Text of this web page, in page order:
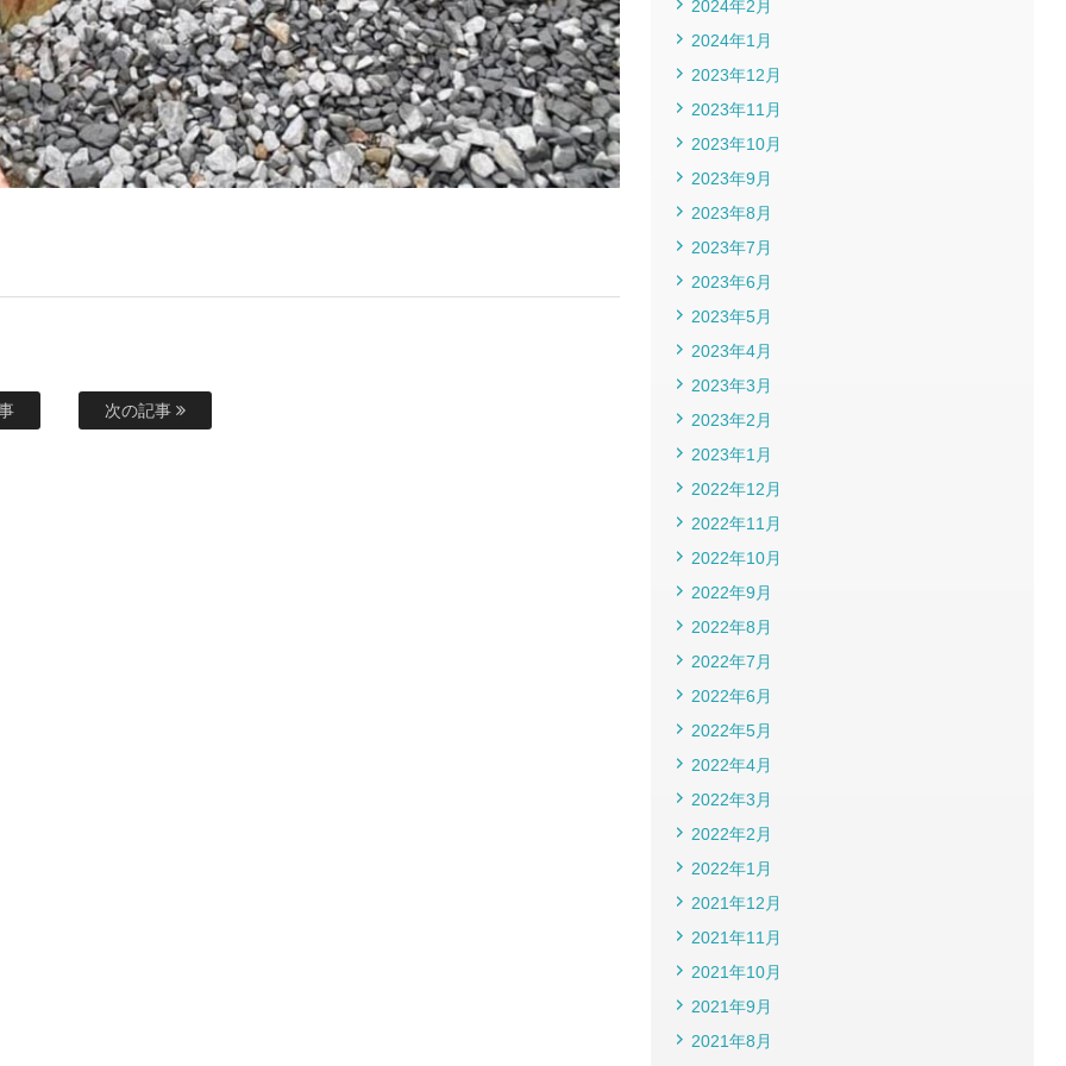
次の記事
2024年2月
2024年1月
2023年12月
2023年11月
2023年10月
2023年9月
2023年8月
2023年7月
2023年6月
2023年5月
2023年4月
2023年3月
2023年2月
2023年1月
2022年12月
2022年11月
2022年10月
2022年9月
2022年8月
2022年7月
2022年6月
2022年5月
2022年4月
2022年3月
2022年2月
2022年1月
2021年12月
2021年11月
2021年10月
2021年9月
2021年8月